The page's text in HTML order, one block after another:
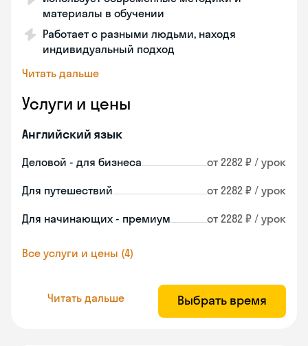
материалы в обучении
Работает с разными людьми, находя
индивидуальный подход
Читать дальше
Услуги и цены
Английский язык
Деловой - для бизнеса от 2282 ₽ / урок
Для путешествий от 2282 ₽ / урок
Для начинающих - премиум от 2282 ₽ / урок
Все услуги и цены (4)
Читать дальше Выбрать время